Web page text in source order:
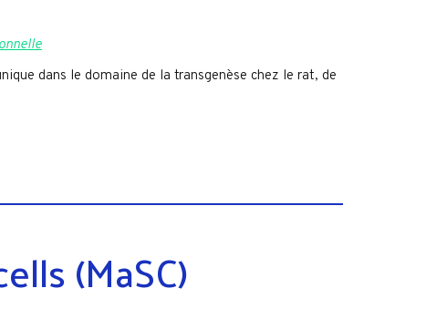
dans le domaine de la transgenèse chez le rat, de
(MaSC)